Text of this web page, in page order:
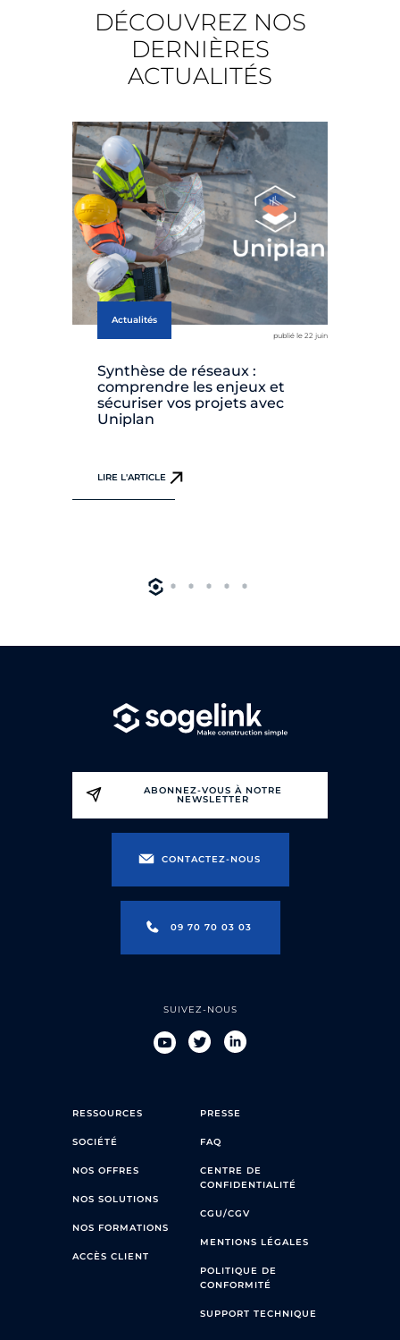
DÉCOUVREZ NOS
DERNIÈRES
ACTUALITÉS
Actualités
publié le 22 juin
Synthèse de réseaux :
comprendre les enjeux et
sécuriser vos projets avec
Uniplan
LIRE L'ARTICLE
ABONNEZ-VOUS À NOTRE
NEWSLETTER
CONTACTEZ-NOUS
09 70 70 03 03
SUIVEZ-NOUS
RESSOURCES
SOCIÉTÉ
NOS OFFRES
NOS SOLUTIONS
NOS FORMATIONS
ACCÈS CLIENT
PRESSE
FAQ
CENTRE DE
CONFIDENTIALITÉ
CGU/CGV
MENTIONS LÉGALES
POLITIQUE DE
CONFORMITÉ
SUPPORT TECHNIQUE